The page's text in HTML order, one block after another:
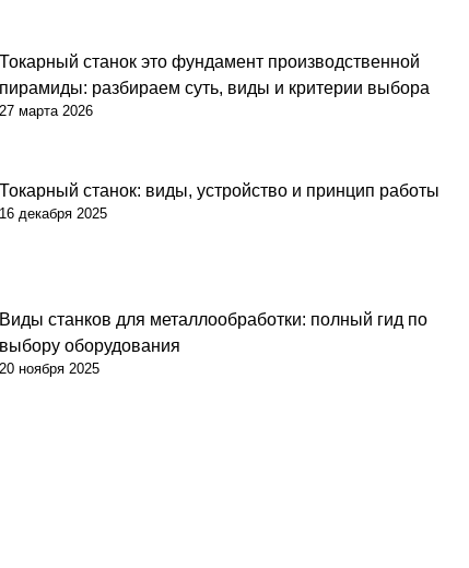
Советы
Токарный станок это фундамент производственной
пирамиды: разбираем суть, виды и критерии выбора
27 марта 2026
Советы
Токарный станок: виды, устройство и принцип работы
16 декабря 2025
Советы
Виды станков для металлообработки: полный гид по
выбору оборудования
20 ноября 2025